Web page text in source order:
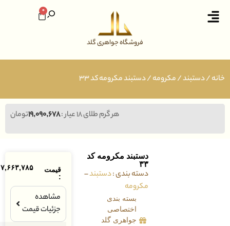
فروشگاه جواهری گلد
/مکرومه/ دستبند مکرومه کد ۳۳
تومان۱۹,۰۹۰,۶۷۸ هر گرم طلای ۱۸ عیار :
۷,۶۶۳,۷۸۵ تومان
:
جزئیات قیمت
دستبند مکرومه کد
دسته بندی :دستبند–
بسته بندی
اختصاصی
جواهری گلد